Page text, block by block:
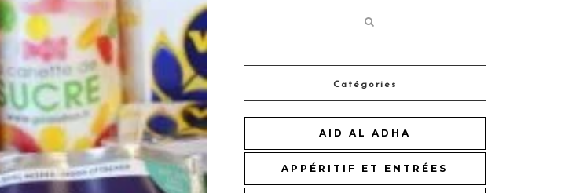
Catégories
AID AL ADHA
APPÉRITIF ET ENTRÉES